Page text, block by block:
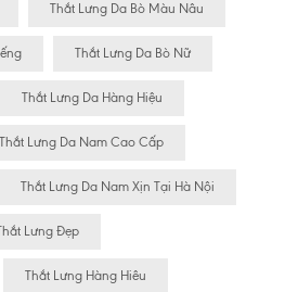
Thắt Lưng Da Bò Màu Nâu
Thắt Lưng Da Bò Nữ
Thắt Lưng Da Hàng Hiệu
Thắt Lưng Da Nam Cao Cấp
Thắt Lưng Da Nam Xịn Tại Hà Nội
Lưng Đẹp
Thắt Lưng Hàng Hiêu